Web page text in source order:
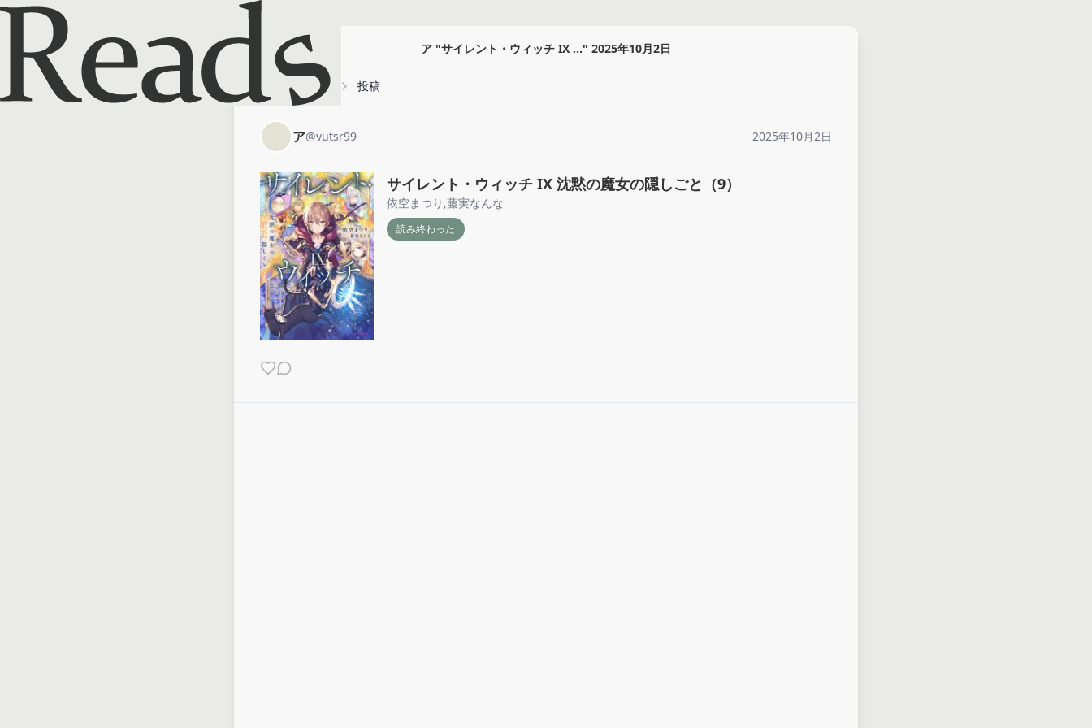
ア "サイレント・ウィッチ IX ..." 2025年10月2日
ア 投稿
ア@vutsr99 2025年10月2日
サイレント・ウィッチ IX 沈黙の魔女の隠しごと（9）
依空まつり ,藤実なんな
読み終わった